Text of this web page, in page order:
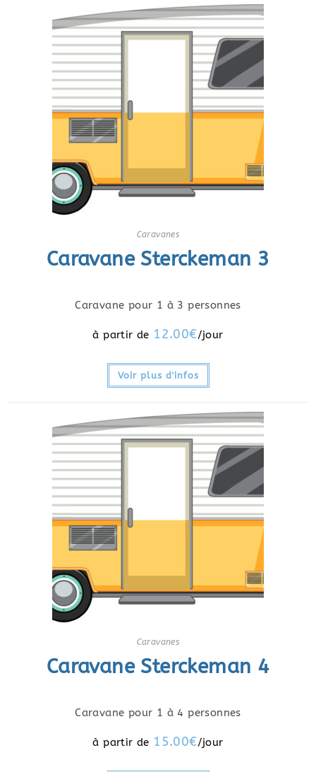
Caravanes
Caravane Sterckeman 3
Caravane pour 1 à 3 personnes
12.00€
Voir plus d'infos
Caravanes
Caravane Sterckeman 4
Caravane pour 1 à 4 personnes
15.00€